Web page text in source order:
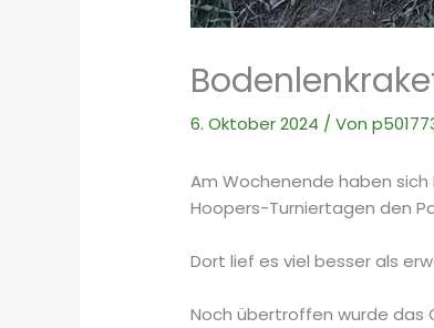
6. Oktober 2024 / Von
Am Wochenende haben
Hoopers-Turniertagen den
Dort lief es viel besser als
Noch übertroffen wurde das